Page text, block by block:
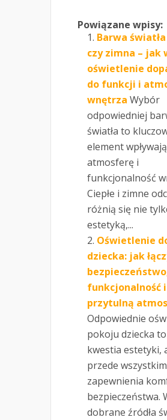
Powiązane wpisy:
Barwa światła
czy zimna – jak
oświetlenie
do funkcji i
wnętrza Wybór
odpowiedniej
światła to
element
atmosferę i
funkcjonalność
Ciepłe i zimne
różnią się nie
estetyką,...
Oświetlenie
dziecka: jak
funkcjonalność i
przytulną
Odpowiednie
pokoju dziecka
kwestia estetyki,
przede wszystkim
zapewnienia
bezpieczeństwa.
dobrane źródła